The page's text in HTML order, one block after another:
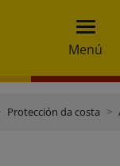
Menú
Protección da costa